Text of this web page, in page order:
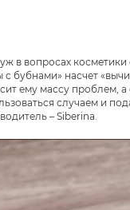
в вопросах косметики
с бубнами» насчет
ему массу проблем,
случаем и
– Siberina.